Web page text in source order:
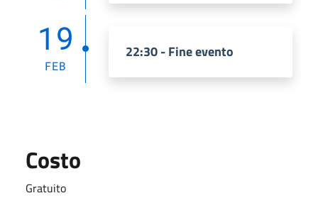
19
FEB
22:30 - Fine evento
Costo
Gratuito